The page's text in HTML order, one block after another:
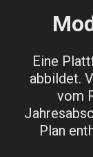
Eine
abbildet.
vom
Plan